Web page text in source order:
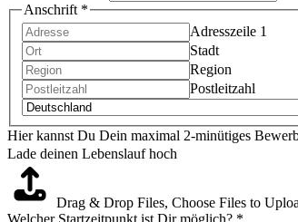
Anschrift *
Adresszeile 1
Stadt
Region
Postleitzahl
Hier kannst Du Dein maximal 2-minütiges
Lade deinen Lebenslauf hoch
Drag & Drop Files, Choose Files to